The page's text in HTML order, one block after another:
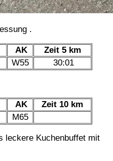
.
AK
Zeit 5 km
W55 30:01
AK
Zeit 10 km
M65
leckere Kuchenbuffet mit